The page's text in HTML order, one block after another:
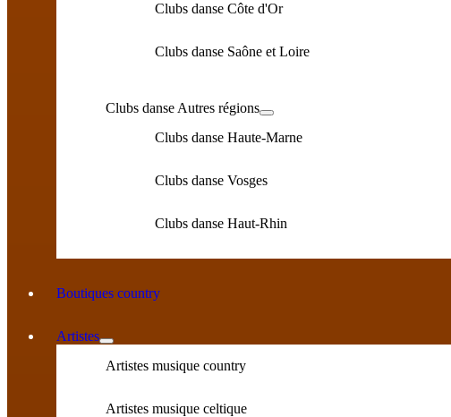
Clubs danse Côte d'Or
Clubs danse Saône et Loire
Clubs danse Autres régions
Clubs danse Haute-Marne
Clubs danse Vosges
Clubs danse Haut-Rhin
Boutiques country
Artistes
Artistes musique country
Artistes musique celtique